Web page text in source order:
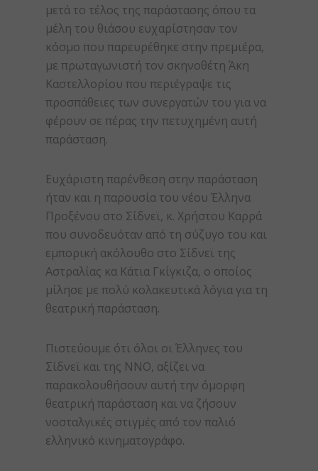
μετά το τέλος της παράστασης όπου τα
μέλη του θιάσου ευχαρίστησαν τον
κόσμο που παρευρέθηκε στην πρεμιέρα,
με πρωταγωνιστή τον σκηνοθέτη Άκη
Καστελλορίου που περιέγραψε τις
προσπάθειες των συνεργατών του για να
φέρουν σε πέρας την πετυχημένη αυτή
παράσταση.
Ευχάριστη παρένθεση στην παράσταση
ήταν και η παρουσία του νέου Έλληνα
Προξένου στο Σίδνεϊ, κ. Χρήστου Καρρά
που συνοδευόταν από τη σύζυγο του και
εμπορική ακόλουθο στο Σίδνεϊ της
Αστραλίας κα Κάτια Γκίγκιζα, ο οποίος
μίλησε με πολύ κολακευτικά λόγια για τη
θεατρική παράσταση.
Πιστεύουμε ότι όλοι οι Έλληνες του
Σίδνεϊ και της ΝΝΟ, αξίζει να
παρακολουθήσουν αυτή την όμορφη
θεατρική παράσταση και να ζήσουν
νοσταλγικές στιγμές από τον παλιό
ελληνικό κινηματογράφο.